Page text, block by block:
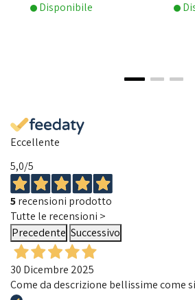
Disponibile
Eccellente
5,0/5
5recensioni prodotto
Tutte le recensioni >
Precedente Successivo
30 Dicembre 2025
Come da descrizione bellissime come